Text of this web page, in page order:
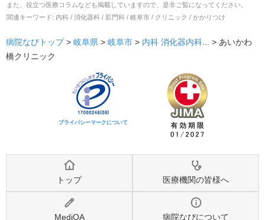
また、役立つ医療コラムなども掲載していますので、是非ご覧になってください。
関連キーワード: 内科 / 消化器科 / 肛門科 / 岐阜市 / クリニック / かかりつけ
病院なびトップ > 岐阜県 > 岐阜市 > 内科 消化器内科... > あいかわ
橋クリニック
プライバシーマークについて
トップ 医療機関の皆様へ
MediQA 病院なびについて